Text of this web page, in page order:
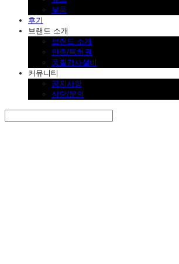
부품
후기
브랜드 소개
브랜드 소개
인증/특허권
품질검사설비
커뮤니티
공지사항
상담/문의